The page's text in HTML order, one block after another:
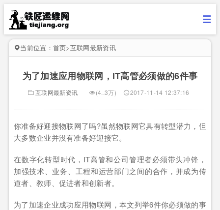
当前位置： 首页>互联网最新资讯
为了加速应用物联网，IT高管必须做的6件事
互联网最新资讯 (4..3万) 2017-11-14 12:37:16
你准备好迎接物联网了吗?虽然物联网它具有转型潜力，但
大多数企业并没有准备好迎接它。
在数字化转型时代，IT高管和公司管理者必须带头冲锋，
加强技术、业务、工程和运营部门之间的合作，并成为传
道者、教师、促进者和创新者。
为了加速企业成功应用物联网，本文列举6件你必须做的事